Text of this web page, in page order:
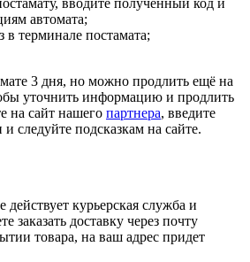
вводите полученный код и
автомата;
в терминале постамата;
3 дня, но можно продлить ещё на
уточнить информацию и продлить
на сайт нашего партнера, введите
следуйте подсказкам на сайте.
курьерская служба и
заказать доставку через почту
товара, на ваш адрес придет